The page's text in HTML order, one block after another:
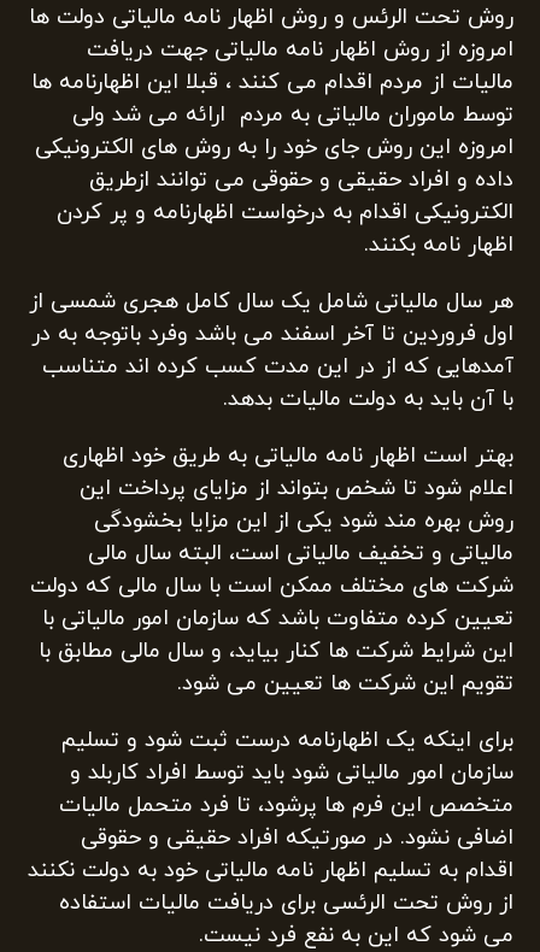
روش تحت الرئس و روش اظهار نامه مالیاتی دولت ها
امروزه از روش اظهار نامه مالیاتی جهت دریافت
مالیات از مردم اقدام می کنند ، قبلا این اظهارنامه ها
توسط ماموران مالیاتی به مردم ارائه می شد ولی
امروزه این روش جای خود را به روش های الکترونیکی
داده و افراد حقیقی و حقوقی می توانند ازطریق
الکترونیکی اقدام به درخواست اظهارنامه و پر کردن
اظهار نامه بکنند.
هر سال مالیاتی شامل یک سال کامل هجری شمسی از
اول فروردین تا آخر اسفند می باشد وفرد باتوجه به در
آمدهایی که از در این مدت کسب کرده اند متناسب
با آن باید به دولت مالیات بدهد.
بهتر است اظهار نامه مالیاتی به طریق خود اظهاری
اعلام شود تا شخص بتواند از مزایای پرداخت این
روش بهره مند شود یکی از این مزایا بخشودگی
مالیاتی و تخفیف مالیاتی است، البته سال مالی
شرکت های مختلف ممکن است با سال مالی که دولت
تعیین کرده متفاوت باشد که سازمان امور مالیاتی با
این شرایط شرکت ها کنار بیاید، و سال مالی مطابق با
تقویم این شرکت ها تعیین می شود.
برای اینکه یک اظهارنامه درست ثبت شود و تسلیم
سازمان امور مالیاتی شود باید توسط افراد کاربلد و
متخصص این فرم ها پرشود، تا فرد متحمل مالیات
اضافی نشود. در صورتیکه افراد حقیقی و حقوقی
اقدام به تسلیم اظهار نامه مالیاتی خود به دولت نکنند
از روش تحت الرئسی برای دریافت مالیات استفاده
می شود که این به نفع فرد نیست.